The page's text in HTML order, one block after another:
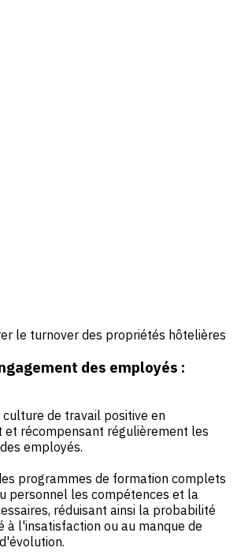
le turnover des propriétés hôtelières
des employés :
culture de travail positive en
et récompensant régulièrement les
employés.
programmes de formation complets
personnel les compétences et la
réduisant ainsi la probabilité
à l'insatisfaction ou au manque de